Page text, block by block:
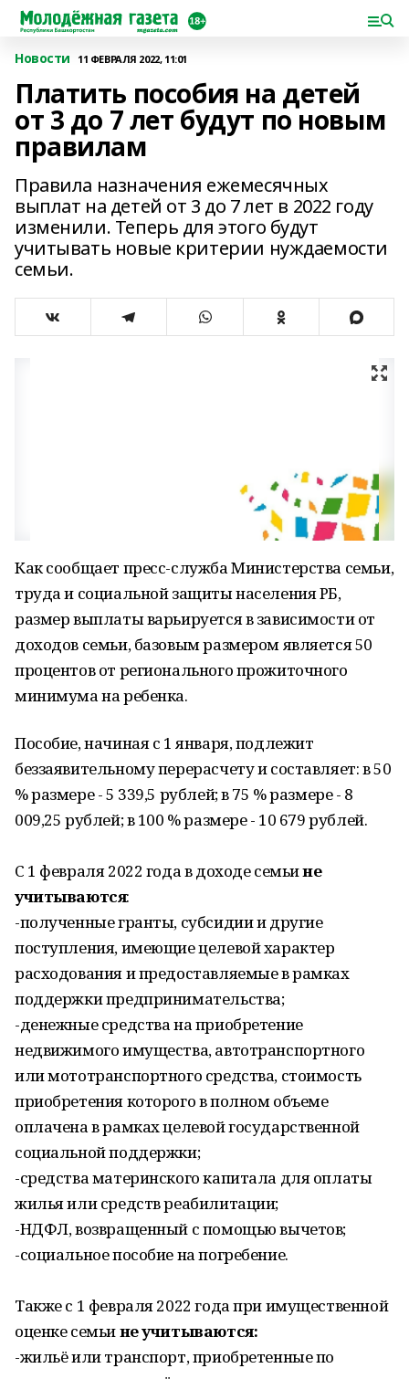
Новости 11 ФЕВРАЛЯ 2022, 11:01
Платить пособия на детей
от 3 до 7 лет будут по новым
правилам
Правила назначения ежемесячных
выплат на детей от 3 до 7 лет в 2022 году
изменили. Теперь для этого будут
учитывать новые критерии нуждаемости
семьи.
Как сообщает пресс-служба Министерства семьи,
труда и социальной защиты населения РБ,
размер выплаты варьируется в зависимости от
доходов семьи, базовым размером является 50
процентов от регионального прожиточного
минимума на ребенка.
Пособие, начиная с 1 января, подлежит
беззаявительному перерасчету и составляет: в 50
% размере - 5 339,5 рублей; в 75 % размере - 8
009,25 рублей; в 100 % размере - 10 679 рублей.
С 1 февраля 2022 года в доходе семьине
учитываются:
-полученные гранты, субсидии и другие
поступления, имеющие целевой характер
расходования и предоставляемые в рамках
поддержки предпринимательства;
-денежные средства на приобретение
недвижимого имущества, автотранспортного
или мототранспортного средства, стоимость
приобретения которого в полном объеме
оплачена в рамках целевой государственной
социальной поддержки;
-средства материнского капитала для оплаты
жилья или средств реабилитации;
-НДФЛ, возвращенный с помощью вычетов;
-социальное пособие на погребение.
Также с 1 февраля 2022 года при имущественной
оценке семьине учитываются:
-жильё или транспорт, приобретенные по